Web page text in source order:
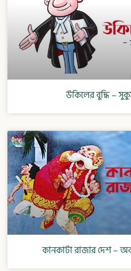
উকিলের বুদ্ধি –
কানকাটা রাজার দেশ –